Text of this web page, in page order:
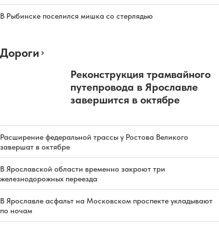
В Рыбинске поселился мишка со стерлядью
Дороги
Реконструкция трамвайного
путепровода в Ярославле
завершится в октябре
Расширение федеральной трассы у Ростова Великого
завершат в октябре
В Ярославской области временно закроют три
железнодорожных переезда
В Ярославле асфальт на Московском проспекте укладывают
по ночам